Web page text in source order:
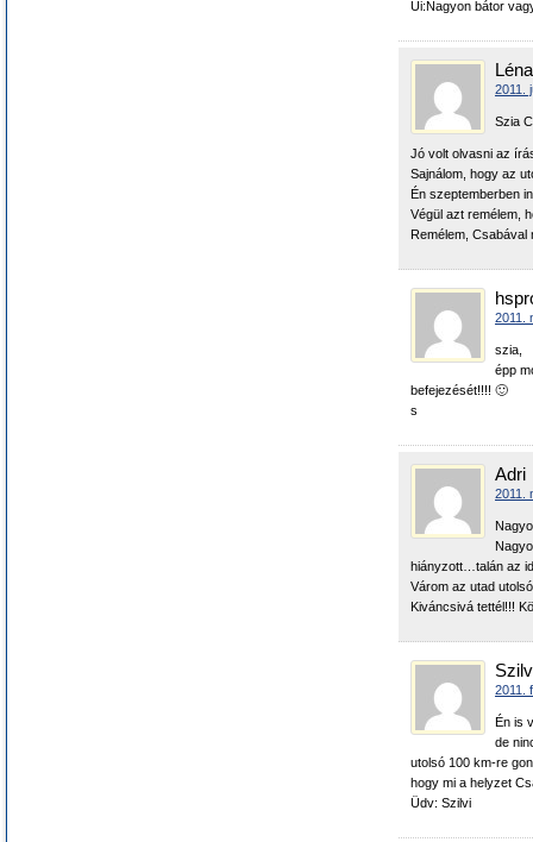
Ui:Nagyon bátor
Léna
2011.
Szia
Jó volt olvasni az
Sajnálom, hogy az
Én szeptemberben
Végül azt remélem,
Remélem,
2011.
szia,
épp
befejezését!!!! 🙂
s
Adri
2011.
hiányzott…talán az
Várom az utad
Kiváncsivá tettél!!!
2011.
Én is
de
utolsó 100 km-re
hogy mi a helyzet
Üdv: Szilvi